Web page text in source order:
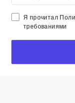
Я прочитал
требованиями